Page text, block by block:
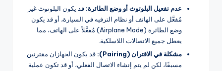
عدم تفعيل البلوتوث أو وضع الطائرة: قد يكون البلوتوث غير
مُفعَّل على الهاتف أو نظام الترفيه في السيارة، أو قد يكون
وضع الطائرة (Airplane Mode) مُفعَّلاً على الهاتف، مما
يعطل جميع الاتصالات اللاسلكية.
مشكلة في الاقتران (Pairing):
قد يكون الجهازان مقترنين
مسبقًا، لكن لم يتم إنشاء الاتصال الفعلي، أو قد تكون عملية